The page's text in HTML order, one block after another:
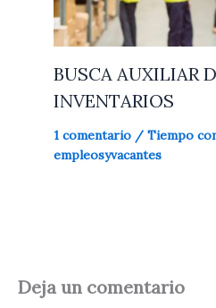
BUSCA AUXILIAR
INVENTARIOS
1 comentario / Tiempo
empleosyvacantes
Deja un comentario